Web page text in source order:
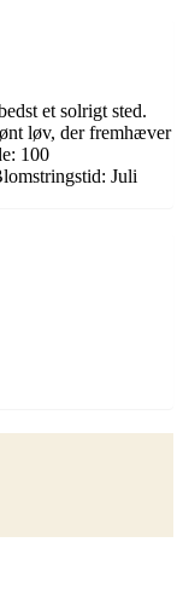
et solrigt sted.
løv, der fremhæver
100
Juli